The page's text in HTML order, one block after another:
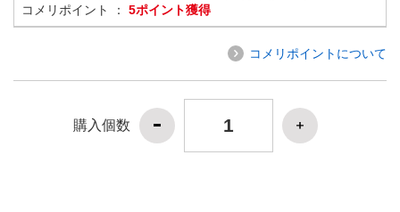
コメリポイント ： 5ポイント獲得
コメリポイントについて
購入個数